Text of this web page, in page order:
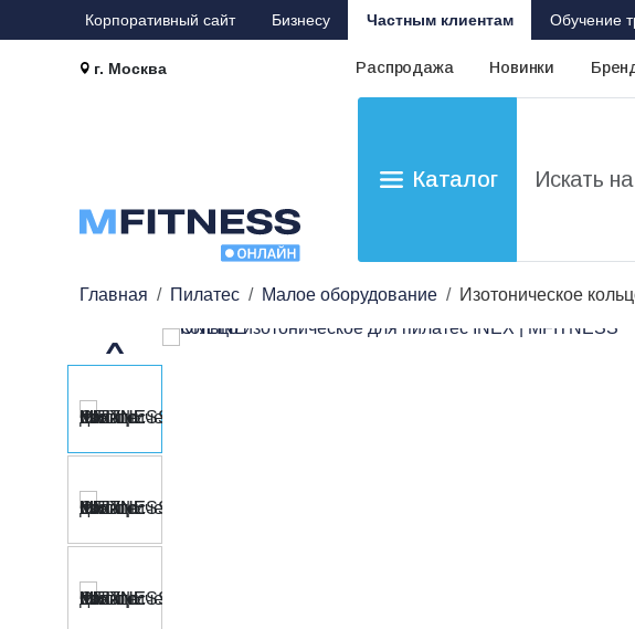
Корпоративный сайт Бизнесу Частным клиентам Обучение
г. Москва Распродажа Новинки
Каталог
Главная Пилатес Малое оборудование Изотоническое